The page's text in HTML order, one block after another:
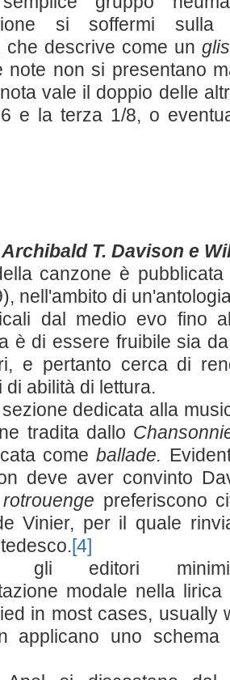
si soffermi
che descrive come un
note non si presentano
vale il doppio delle
e la terza 1/8, o
T. Davison e
canzone è
nell'ambito di
dal medio evo fino
è di essere fruibile sia
e pertanto cerca di
di abilità di lettura.
dedicata alla
tradita dallo
comeballade.
deve aver convinto
rotrouenge preferiscono
Vinier, per il quale
[4]
gli editori
modale nella
in most cases, usually
applicano uno schema